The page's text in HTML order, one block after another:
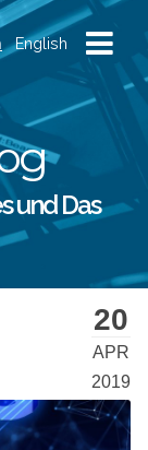
English
und Das
20
APR
2019